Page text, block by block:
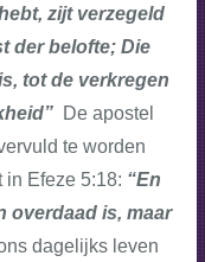
zijt verzegeld
der belofte; Die
tot de verkregen
De apostel
te worden
Efeze 5:18: “En
overdaad is, maar
dagelijks leven